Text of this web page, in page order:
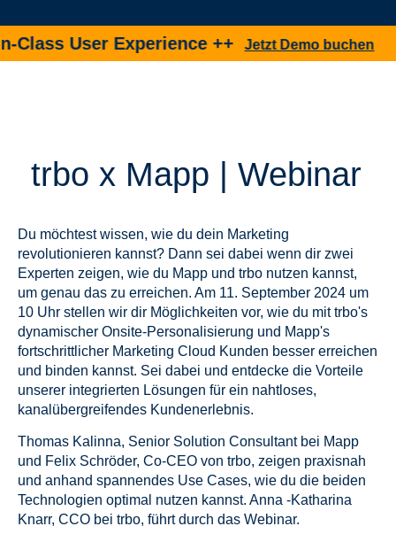
User Experience ++Jetzt Demo buchen
trbo x Mapp | Webinar
Du möchtest wissen, wie du dein Marketing
revolutionieren kannst? Dann sei dabei wenn dir zwei
Experten zeigen, wie du Mapp und trbo nutzen kannst,
um genau das zu erreichen. Am 11. September 2024 um
10 Uhr stellen wir dir Möglichkeiten vor, wie du mit trbo's
dynamischer Onsite-Personalisierung und Mapp's
fortschrittlicher Marketing Cloud Kunden besser erreichen
und binden kannst. Sei dabei und entdecke die Vorteile
unserer integrierten Lösungen für ein nahtloses,
kanalübergreifendes Kundenerlebnis.
Thomas Kalinna, Senior Solution Consultant bei Mapp
und Felix Schröder, Co-CEO von trbo, zeigen praxisnah
und anhand spannendes Use Cases, wie du die beiden
Technologien optimal nutzen kannst. Anna -Katharina
Knarr, CCO bei trbo, führt durch das Webinar.